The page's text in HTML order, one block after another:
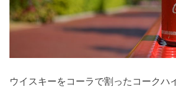
ウイスキーをコーラで割ったコークハ